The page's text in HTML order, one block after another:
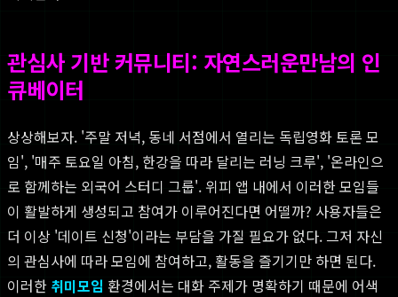
관심사 기반 커뮤니티: 자연스러운만남의 인
큐베이터
상상해보자. '주말 저녁, 동네 서점에서 열리는 독립영화 토론 모
임', '매주 토요일 아침, 한강을 따라 달리는 러닝 크루', '온라인으
로 함께하는 외국어 스터디 그룹'. 위피 앱 내에서 이러한 모임들
이 활발하게 생성되고 참여가 이루어진다면 어떨까? 사용자들은
더 이상 '데이트 신청'이라는 부담을 가질 필요가 없다. 그저 자신
의 관심사에 따라 모임에 참여하고, 활동을 즐기기만 하면 된다.
이러한 취미모임 환경에서는 대화 주제가 명확하기 때문에 어색